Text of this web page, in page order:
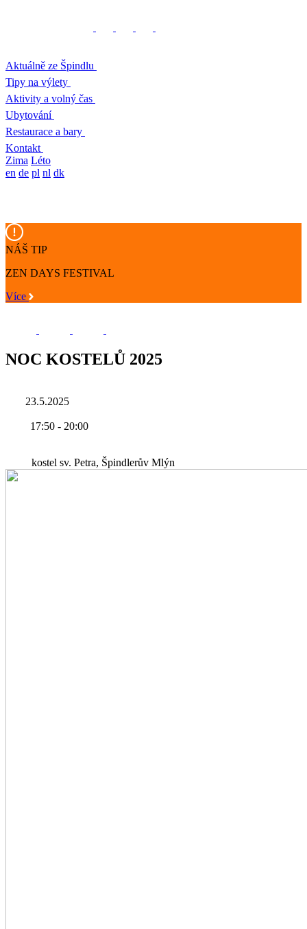
Aktuálně ze Špindlu
Tipy na výlety
Aktivity a volný čas
Ubytování
Restaurace a bary
Kontakt
Zima Léto
en de pl nl dk
NÁŠ TIP
ZEN DAYS FESTIVAL
Více
NOC KOSTELŮ 2025
23.5.2025
17:50 - 20:00
kostel sv. Petra, Špindlerův Mlýn